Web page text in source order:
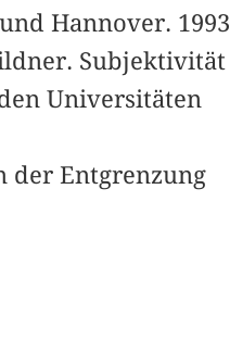
Hannover. 1993
Subjektivität
Universitäten
der Entgrenzung